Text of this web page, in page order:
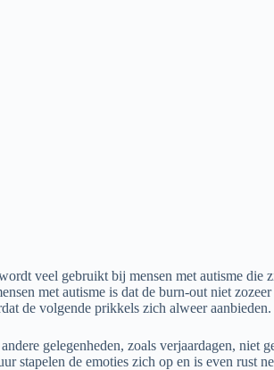
veel gebruikt bij mensen met autisme
met autisme is dat de burn-out niet
de volgende prikkels zich alweer
gelegenheden, zoals verjaardagen, niet
stapelen de emoties zich op en is even rust